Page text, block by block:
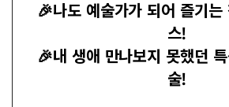
🎉나도 예술가가 되어 즐기는
스!
🎉내 생애 만나보지 못했던
술!